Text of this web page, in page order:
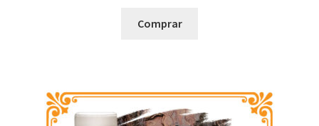
Comprar